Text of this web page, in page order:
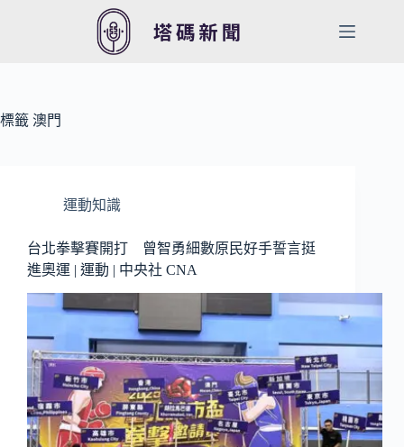
容
標籤 澳門
運動知識
台北拳擊賽開打 曾智勇細數原民好手誓言挺
進奧運 | 運動 | 中央社 CNA